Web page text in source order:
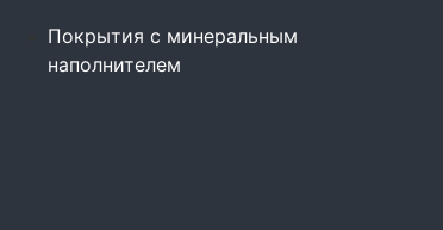
Покрытия с минеральным
наполнителем